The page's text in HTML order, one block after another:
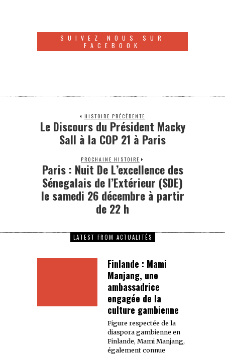
SUIVEZ NOUS SUR
FACEBOOK
HISTOIRE PRÉCÉDENTE
Le Discours du Président Macky
Sall à la COP 21 à Paris
PROCHAINE HISTOIRE
Paris : Nuit De L’excellence des
Sénegalais de l’Extérieur (SDE)
le samedi 26 décembre à partir
de 22 h
LATEST FROM ACTUALITÉS
Finlande : Mami
Manjang, une
ambassadrice
engagée de la
culture gambienne
Figure respectée de la
diaspora gambienne en
Finlande, Mami Manjang,
également connue